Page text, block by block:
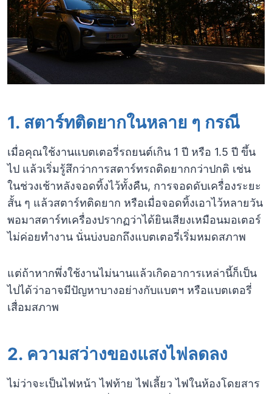
1. สตาร์ทติดยากในหลาย ๆ กรณี
เมื่อคุณใช้งานแบตเตอรี่รถยนต์เกิน 1 ปี หรือ 1.5 ปี ขึ้น
ไป แล้วเริ่มรู้สึกว่าการสตาร์ทรถติดยากกว่าปกติ เช่น
ในช่วงเช้าหลังจอดทิ้งไว้ทั้งคืน, การจอดดับเครื่องระยะ
สั้น ๆ แล้วสตาร์ทติดยาก หรือเมื่อจอดทิ้งเอาไว้หลายวัน
พอมาสตาร์ทเครื่องปรากฏว่าได้ยินเสียงเหมือนมอเตอร์
ไม่ค่อยทำงาน นั่นบ่งบอกถึงแบตเตอรี่เริ่มหมดสภาพ
แต่ถ้าหากพึ่งใช้งานไม่นานแล้วเกิดอาการเหล่านี้ก็เป็น
ไปได้ว่าอาจมีปัญหาบางอย่างกับแบตฯ หรือแบตเตอรี่
เสื่อมสภาพ
2. ความสว่างของแสงไฟลดลง
ไม่ว่าจะเป็นไฟหน้า ไฟท้าย ไฟเลี้ยว ไฟในห้องโดยสาร